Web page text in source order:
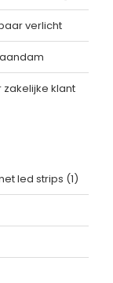
verlicht
zakelijke klant
led strips (1)